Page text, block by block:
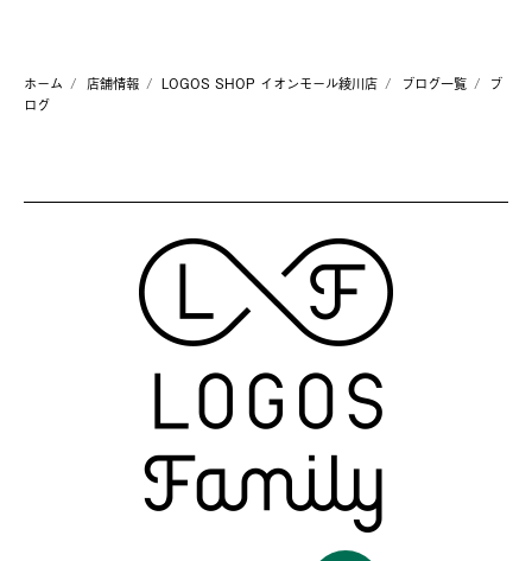
ホーム 店舗情報 LOGOS SHOP イオンモール綾川店 ブログ一覧
ブ
ログ